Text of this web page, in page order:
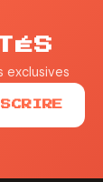
exclusives